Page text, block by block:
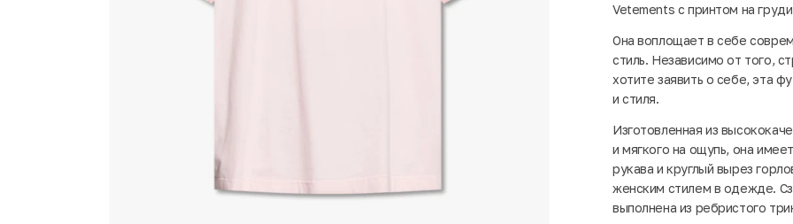
Vetements с принтом на
Она воплощает в себе
стиль. Независимо от того,
хотите заявить о себе, эта
и стиля.
Изготовленная из
и мягкого на ощупь, она
рукава и круглый вырез
женским стилем в одежде.
выполнена из ребристого